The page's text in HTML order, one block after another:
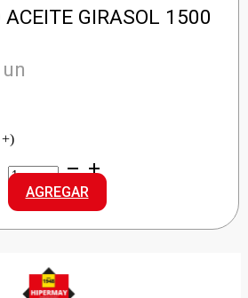
ACEITE GIRASOL 1500
+)
COCINERO
ACEITE
GIRASOL
cantidad
AGREGAR